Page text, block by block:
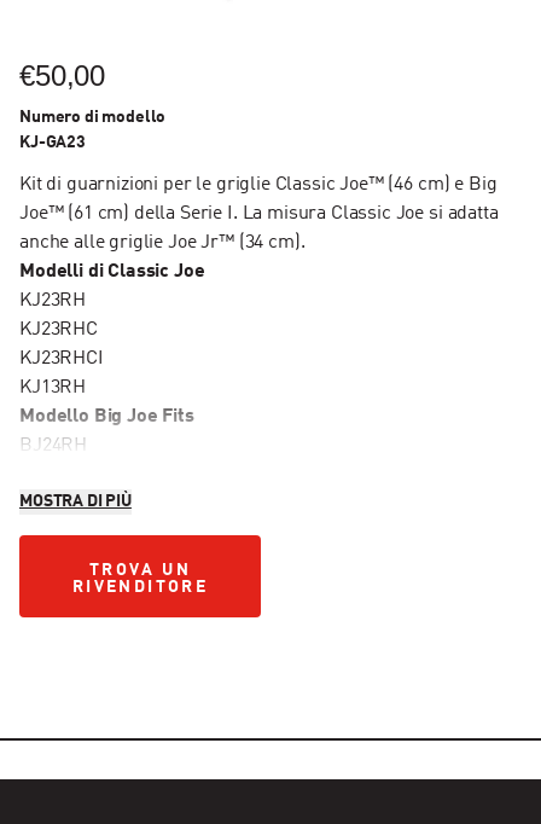
€50,00
Numero di modello
KJ-GA23
Kit di guarnizioni per le griglie Classic Joe™ (46 cm) e Big
Joe™ (61 cm) della Serie I. La misura Classic Joe si adatta
anche alle griglie Joe Jr™ (34 cm).
Modelli di Classic Joe
KJ23RH
KJ23RHC
KJ23RHCI
KJ13RH
Modello Big Joe Fits
BJ24RH
MOSTRA DI PIÙ
TROVA UN RIVENDITORE
TROVA UN
RIVENDITORE